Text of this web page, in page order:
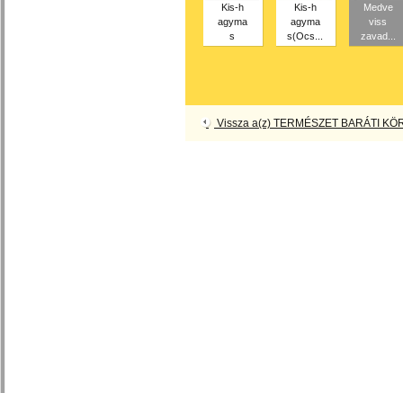
Kis-h
agyma
s
Kis-h
agyma
s(Ocs...
Medve
viss
zavad...
Vissza a(z) TERMÉSZET BARÁTI